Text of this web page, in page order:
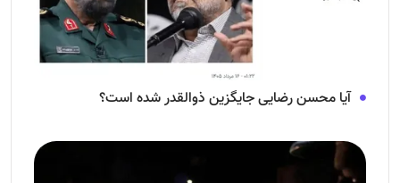
آیا محسن رضایی جایگزین ذوالقدر شده است؟